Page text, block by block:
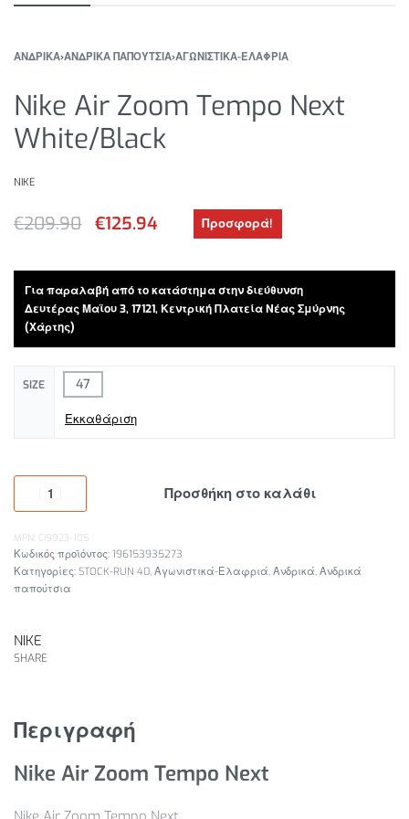
ΑΝΔΡΙΚΑ›ΑΝΔΡΙΚΑ ΠΑΠΟΥΤΣΙΑ›ΑΓΩΝΙΣΤΙΚΑ-ΕΛΑΦΡΙΑ
Nike Air Zoom Tempo Next
White/Black
NIKE
€209.90 €125.94 Προσφορά!
Για παραλαβή από το κατάστημα στην διεύθυνση
Δευτέρας Μαϊου 3, 17121, Κεντρική Πλατεία Νέας Σμύρνης
(Χάρτης)
SIZE 47
Εκκαθάριση
Προσθήκη στο καλάθι
MPN: CI9923-105
196153935273
Κατηγορίες: STOCK-RUN 40, Αγωνιστικά-Ελαφριά, Ανδρικά, Ανδρικά
παπούτσια
NIKE
SHARE
Περιγραφή
Nike Air Zoom Tempo Next